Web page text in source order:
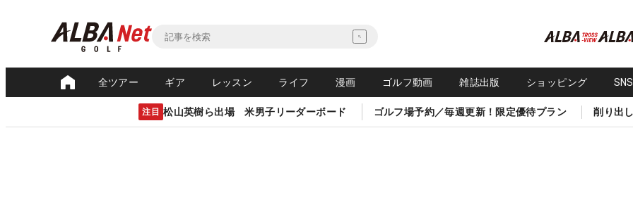
全ツアー ギア レッスン ライフ 漫画 ゴルフ動画 雑誌出版 ショッピング
注目 松山英樹ら出場 米男子リーダーボード ゴルフ場予約／毎週更新！限定優待プラン 削り出